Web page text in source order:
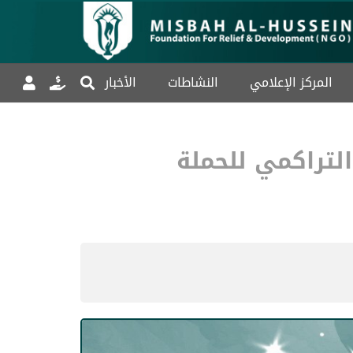
المركز الإعلامي النشاطات الأخبار
للحملة